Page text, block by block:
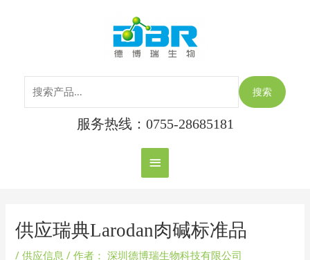
主
菜
单
搜索
服务热线：0755-28685181
供应瑞典Larodan肉碱标准品
/供应信息 / 作者： 深圳德博瑞生物科技有限公司